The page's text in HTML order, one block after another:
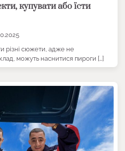
купувати або їсти
різні сюжети, адже не
можуть наснитися пироги […]